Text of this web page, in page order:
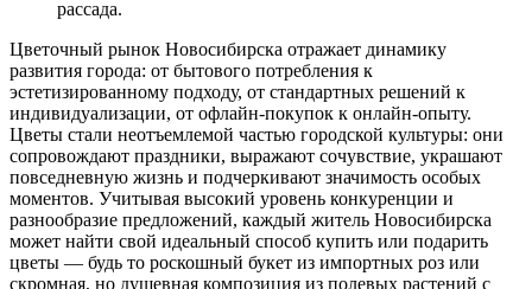
рассада.
Цветочный рынок Новосибирска отражает динамику
развития города: от бытового потребления к
эстетизированному подходу, от стандартных решений к
индивидуализации, от офлайн-покупок к онлайн-опыту.
Цветы стали неотъемлемой частью городской культуры: они
сопровождают праздники, выражают сочувствие, украшают
повседневную жизнь и подчеркивают значимость особых
моментов. Учитывая высокий уровень конкуренции и
разнообразие предложений, каждый житель Новосибирска
может найти свой идеальный способ купить или подарить
цветы — будь то роскошный букет из импортных роз или
скромная, но душевная композиция из полевых растений с